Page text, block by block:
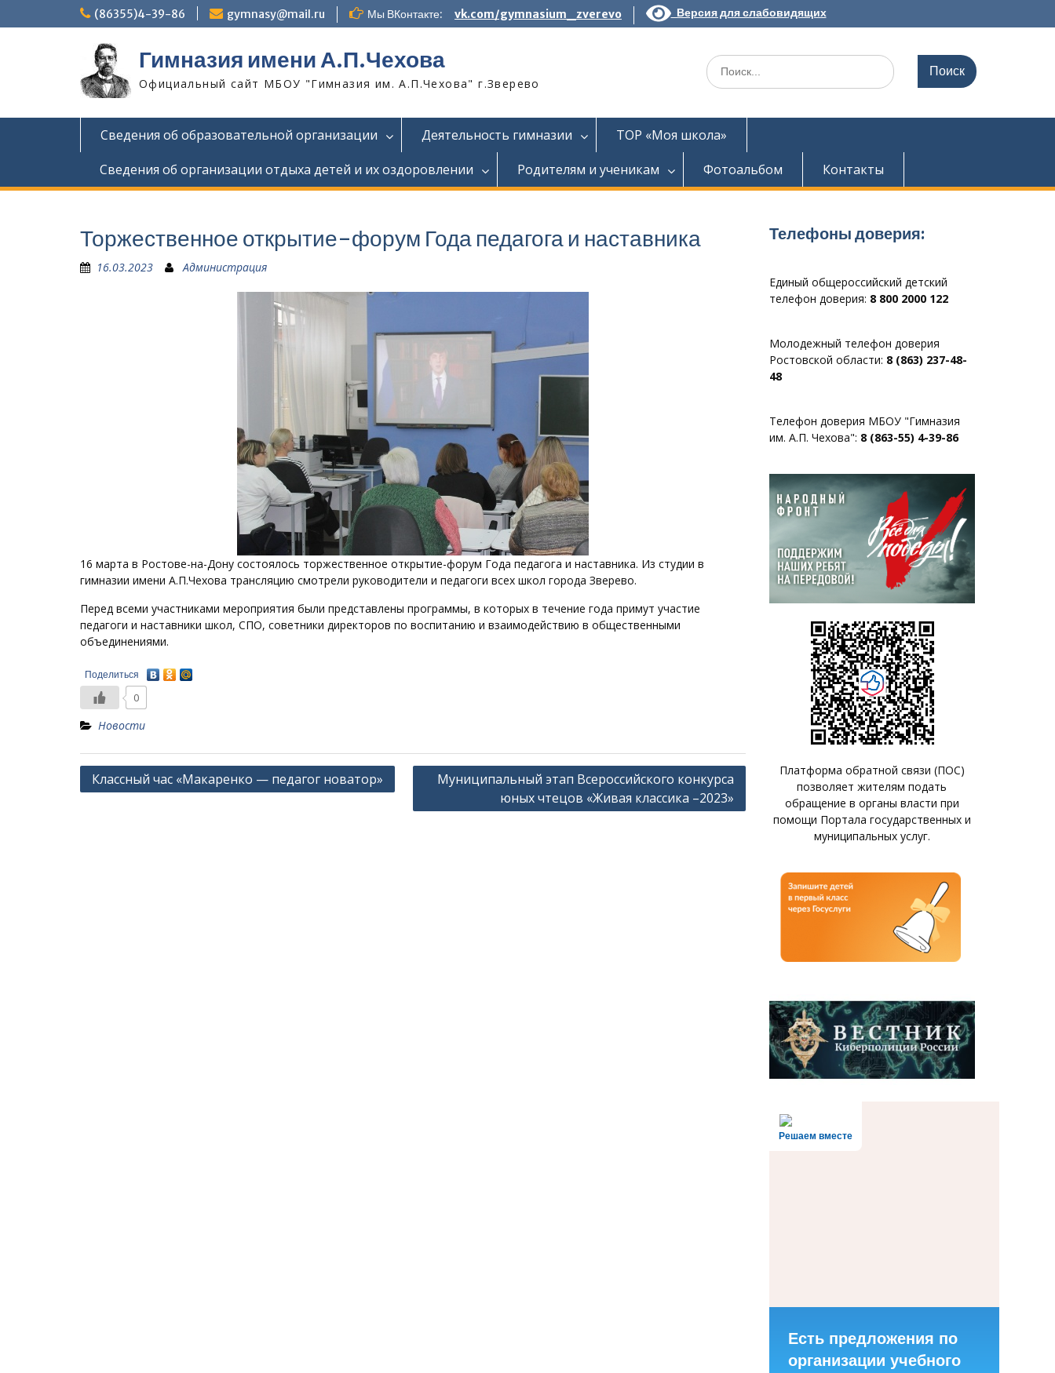
to
(86355)4-39-86 gymnasy@mail.ru Мы ВКонтакте: vk.com/gymnasium_zverevo Версия для слабовидящих
Гимназия имени А.П.Чехова
Официальный сайт МБОУ "Гимназия им. А.П.Чехова" г.Зверево
Search
for:
Сведения об образовательной организации Деятельность гимназии
ТОР «Моя школа»
Сведения об организации отдыха детей и их оздоровлении
Родителям и ученикам Фотоальбом Контакты
Торжественное открытие-форум Года педагога и наставника
16.03.2023 Администрация
16 марта в Ростове-на-Дону состоялось торжественное открытие-форум Года педагога и наставника. Из студии в
гимназии имени А.П.Чехова трансляцию смотрели руководители и педагоги всех школ города Зверево.
Перед всеми участниками мероприятия были представлены программы, в которых в течение года примут участие
педагоги и наставники школ, СПО, советники директоров по воспитанию и взаимодействию в общественными
объединениями.
Поделиться
0
Новости
Навигация
Классный час «Макаренко — педагог новатор»
Муниципальный этап Всероссийского конкурса
юных чтецов «Живая классика –2023»
Телефоны доверия:
Единый общероссийский детский
телефон доверия: 8 800 2000 122
Молодежный телефон доверия
Ростовской области: 8 (863) 237-48-
48
Телефон доверия МБОУ "Гимназия
им. А.П. Чехова": 8 (863-55) 4-39-86
Платформа обратной связи (ПОС)
позволяет жителям подать
обращение в органы власти при
помощи Портала государственных и
муниципальных услуг.
Решаем вместе
Есть предложения по
организации учебного